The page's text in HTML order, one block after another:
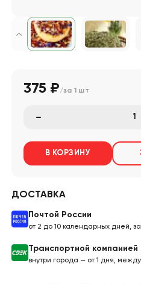
375 ₽/за 1 шт
В КОРЗИНУ
ДОСТАВКА
Почтой России
от 2 до 10 календарных дней,
Транспортной
внутри города — от 1 дня,